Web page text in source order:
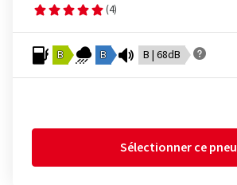
(4)
B B B | 68dB
Sélectionner ce pneu